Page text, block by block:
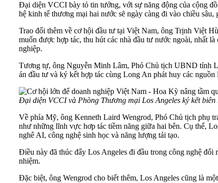
Đại diện VCCI bày tỏ tin tưởng, với sự năng động của cộng
hệ kinh tế thương mại hai nước sẽ ngày càng đi vào chiều
Trao đổi thêm về cơ hội đầu tư tại Việt Nam, ông Trịnh Việt
muốn được hợp tác, thu hút các nhà đầu tư nước ngoài, nhất
nghiệp.
Tương tự, ông Nguyễn Minh Lâm, Phó Chủ tịch UBND tỉnh
án đầu tư và ký kết hợp tác cùng Long An phát huy các
Đại diện VCCI và Phòng Thương mại Los Angeles ký kết
Về phía Mỹ, ông Kenneth Laird Wengrod, Phó Chủ tịch phụ
như những lĩnh vực hơp tác tiềm năng giữa hai bên. Cụ thể,
nghê AI, công nghệ sinh học và năng lượng tái tạo.
Điều này đã thúc đẩy Los Angeles đi đầu trong công nghệ
nhiệm.
Đặc biệt, ông Wengrod cho biết thêm, Los Angeles cũng là